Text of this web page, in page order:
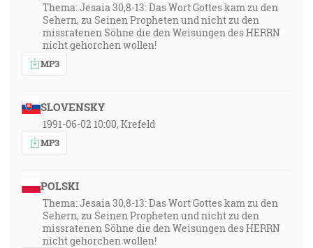
Thema: Jesaia 30,8-13: Das Wort Gottes kam zu den
Sehern, zu Seinen Propheten und nicht zu den
missratenen Söhne die den Weisungen des HERRN
nicht gehorchen wollen!
MP3
SLOVENSKY
1991-06-02 10:00, Krefeld
MP3
POLSKI
Thema: Jesaia 30,8-13: Das Wort Gottes kam zu den
Sehern, zu Seinen Propheten und nicht zu den
missratenen Söhne die den Weisungen des HERRN
nicht gehorchen wollen!